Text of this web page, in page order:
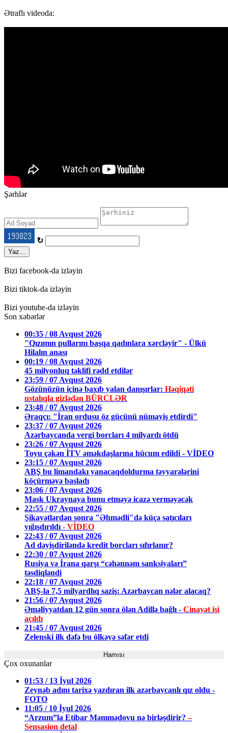
Ətraflı videoda:
Şərhlər
↻
Yaz...
Bizi facebook-da izləyin
Bizi tiktok-da izləyin
Bizi youtube-da izləyin
Son xəbərlər
00:35 / 08 Avqust 2026
"Qızımın pullarını başqa qadınlara xərcləyir" - Ülkü
Hilalın anası
00:19 / 08 Avqust 2026
45 milyonluq təklifi rədd etdilər
23:59 / 07 Avqust 2026
Gözünüzün içinə baxıb yalan danışırlar: Həqiqəti
ustalıqla gizlədən BÜRCLƏR
23:48 / 07 Avqust 2026
Əraqçı: "İran ordusu öz gücünü nümayiş etdirdi"
23:37 / 07 Avqust 2026
Azərbaycanda vergi borcları 4 milyardı ötdü
23:26 / 07 Avqust 2026
Toyu çəkən İTV əməkdaşlarına hücum edildi - VİDEO
23:15 / 07 Avqust 2026
ABŞ bu limandakı yanacaqdoldurma təyyarələrini
köçürməyə başladı
23:06 / 07 Avqust 2026
Mask Ukraynaya bunu etməyə icazə verməyəcək
22:55 / 07 Avqust 2026
Şikayətlərdən sonra "Əhmədli"də küçə satıcıları
yığışdırıldı - VİDEO
22:43 / 07 Avqust 2026
Ad dəyişdiriləndə kredit borcları sıfırlanır?
22:30 / 07 Avqust 2026
Rusiya və İrana qarşı “cəhənnəm sanksiyaları”
təsdiqləndi
22:18 / 07 Avqust 2026
ABŞ-la 7,5 milyardlıq saziş: Azərbaycan nələr alacaq?
21:56 / 07 Avqust 2026
Əməliyyatdan 12 gün sonra ölən Adillə bağlı - Cinayət işi
açıldı
21:45 / 07 Avqust 2026
Zelenski ilk dəfə bu ölkəyə səfər etdi
Hamısı
Çox oxunanlar
01:53 / 13 İyul 2026
Zeynəb adını tarixə yazdıran ilk azərbaycanlı qız oldu -
FOTO
11:05 / 10 İyul 2026
“Arzum”la Etibar Məmmədovu nə birləşdirir?–
Sensasion detal